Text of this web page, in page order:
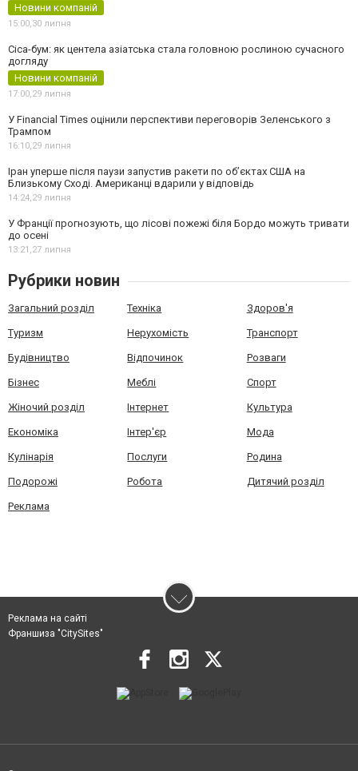
Новини компаній
15:00, 30 липня
Cica-бум: як центела азіатська стала головною рослиною сучасного
догляду
Новини компаній
17:00, 29 липня
У Financial Times оцінили перспективи переговорів Зеленського з
Трампом
16:10, 29 липня
Іран уперше після паузи запустив ракети по обʼєктах США на
Близькому Сході. Американці вдарили у відповідь
14:24, 29 липня
У Франції прогнозують, що лісові пожежі біля Бордо можуть тривати
до осені
13:21, 27 липня
Рубрики новин
Загальний розділ Техніка Здоров'я
Туризм Нерухомість Транспорт
Будівництво Відпочинок Розваги
Бізнес Меблі Спорт
Жіночий розділ Інтернет Культура
Економіка Інтер'єр Мода
Кулінарія Послуги Родина
Подорожі Робота Дитячий розділ
Реклама
Реклама на сайті
Франшиза "CitySites"